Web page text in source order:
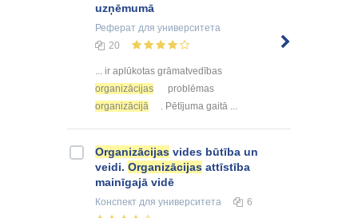
uzņēmumā
Реферат для университета
20
... ir aplūkotas grāmatvedības
organizācijas
problēmas
organizācijā
. Pētījuma gaitā ...
Organizācijas vides būtība un
veidi. Organizācijas attīstība
mainīgajā vidē
Конспект для университета 6